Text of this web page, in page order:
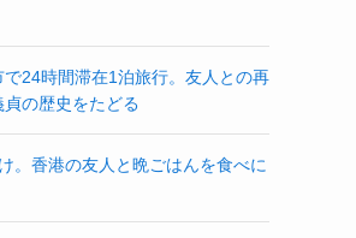
24時間滞在1泊旅行。友人との再
の歴史をたどる
。香港の友人と晩ごはんを食べに